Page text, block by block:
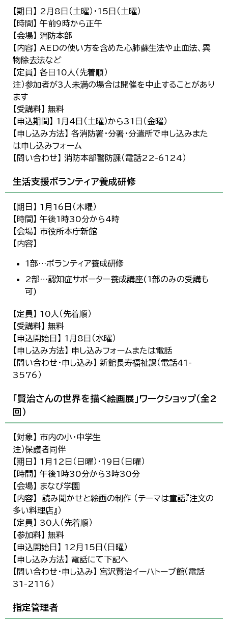
【期日】 2月8日（土曜）・15日（土曜）
【時間】 午前9時から正午
【会場】 消防本部
【内容】 AEDの使い方を含めた心肺蘇生法や止血法、異
物除去法など
【定員】 各日10人（先着順）
注）参加者が3人未満の場合は開催を中止することがあり
ます
【受講料】 無料
【申込期間】 1月4日（土曜）から31日（金曜）
【申し込み方法】 各消防署・分署・分遣所で申し込みまた
は申し込みフォーム
【問い合わせ】 消防本部警防課（電話22-6124）
生活支援ボランティア養成研修
【期日】 1月16日（木曜）
【時間】 午後1時30分から4時
【会場】 市役所本庁新館
【内容】
1部…ボランティア養成研修
2部…認知症サポーター養成講座(1部のみの受講も
可)
【定員】 10人（先着順）
【受講料】 無料
【申込開始日】 1月8日（水曜）
【申し込み方法】 申し込みフォームまたは電話
【問い合わせ・申し込み】 新館長寿福祉課（電話41-
3576）
「賢治さんの世界を描く絵画展」ワークショップ（全2
回）
【対象】 市内の小・中学生
注）保護者同伴
【期日】 1月12日（日曜）・19日（日曜）
【時間】 午後1時30分から3時30分
【会場】 まなび学園
【内容】 読み聞かせと絵画の制作 （テーマは童話『注文の
多い料理店』）
【定員】 30人（先着順）
【参加料】 無料
【申込開始日】 12月15日（日曜）
【申し込み方法】 電話にて下記へ
【問い合わせ・申し込み】 宮沢賢治イーハトーブ館（電話
31-2116）
指定管理者